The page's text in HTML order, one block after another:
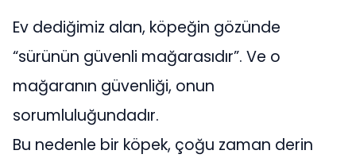
Ev dediğimiz alan, köpeğin gözünde
“sürünün güvenli mağarasıdır”. Ve o
mağaranın güvenliği, onun
sorumluluğundadır.
Bu nedenle bir köpek, çoğu zaman derin